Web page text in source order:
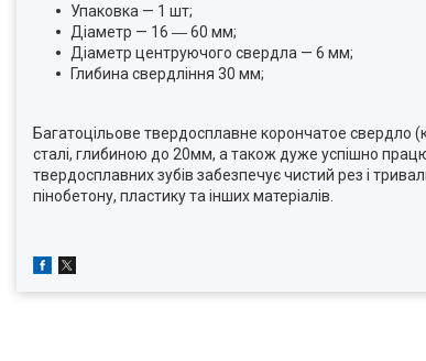
Упаковка — 1 шт;
Діаметр — 16 ― 60 мм;
Діаметр центруючого свердла — 6 мм;
Глибина свердління 30 мм;
Багатоцільове твердосплавне корончатое свердло
сталі, глибиною до 20мм, а також дуже успішно
твердосплавних зубів забезпечує чистий рез і
пінобетону, пластику та інших матеріалів.